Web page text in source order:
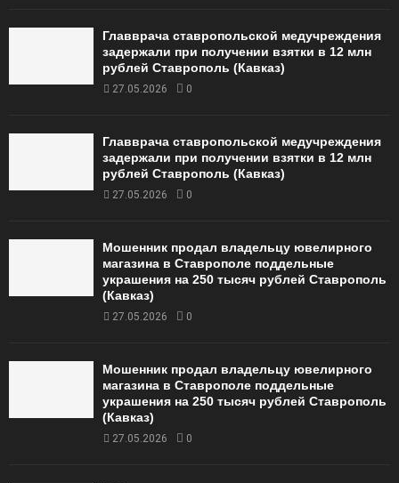
Главврача ставропольской медучреждения
задержали при получении взятки в 12 млн
рублей Ставрополь (Кавказ)
27.05.2026 0
Главврача ставропольской медучреждения
задержали при получении взятки в 12 млн
рублей Ставрополь (Кавказ)
27.05.2026 0
Мошенник продал владельцу ювелирного
магазина в Ставрополе поддельные
украшения на 250 тысяч рублей Ставрополь
(Кавказ)
27.05.2026 0
Мошенник продал владельцу ювелирного
магазина в Ставрополе поддельные
украшения на 250 тысяч рублей Ставрополь
(Кавказ)
27.05.2026 0